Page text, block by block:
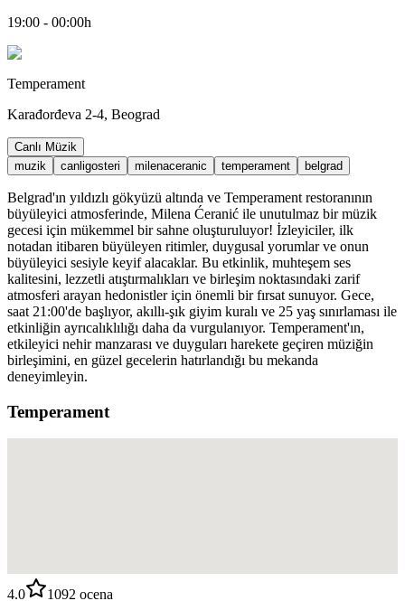
19:00 - 00:00h
Temperament
Karađorđeva 2-4, Beograd
Canlı Müzik
muzik
canligosteri milenaceranic temperament belgrad
Belgrad'ın yıldızlı gökyüzü altında ve Temperament restoranının
büyüleyici atmosferinde, Milena Ćeranić ile unutulmaz bir müzik
gecesi için mükemmel bir sahne oluşturuluyor! İzleyiciler, ilk
notadan itibaren büyüleyen ritimler, duygusal yorumlar ve onun
büyüleyici sesiyle keyif alacaklar. Bu etkinlik, muhteşem ses
kalitesini, lezzetli atıştırmalıkları ve birleşim noktasındaki zarif
atmosferi arayan hedonistler için önemli bir fırsat sunuyor. Gece,
saat 21:00'de başlıyor, akıllı-şık giyim kuralı ve 25 yaş sınırlaması ile
etkinliğin ayrıcalıklılığı daha da vurgulanıyor. Temperament'ın,
etkileyici nehir manzarası ve duyguları harekete geçiren müziğin
birleşimini, en güzel gecelerin hatırlandığı bu mekanda
deneyimleyin.
Temperament
4.0 1092 ocena